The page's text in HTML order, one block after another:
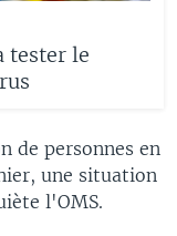
tester le
de personnes en
une situation
l'OMS.